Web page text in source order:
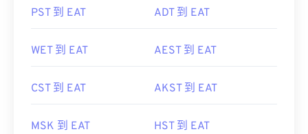
PST 到 EAT ADT 到 EAT
WET 到 EAT AEST 到 EAT
CST 到 EAT AKST 到 EAT
MSK 到 EAT HST 到 EAT